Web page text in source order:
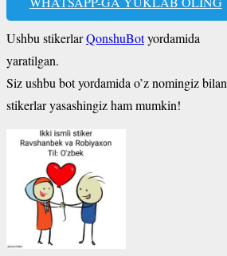
Ushbu stikerlarQonshuBotyordamida
yaratilgan.
Siz ushbu bot yordamida o’z nomingiz bilan
stikerlar yasashingiz ham mumkin!